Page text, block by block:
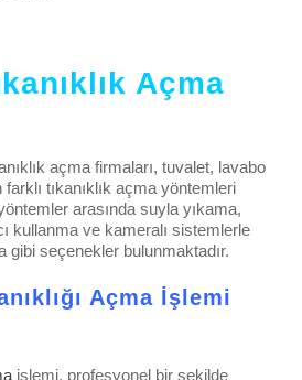
Açma
açma firmaları, tuvalet, lavabo
tıkanıklık açma yöntemleri
arasında suyla yıkama,
kullanma ve kameralı sistemlerle
gibi seçenekler bulunmaktadır.
Açma İşlemi
işlemi, profesyonel bir şekilde